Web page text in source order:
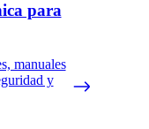
para
manuales
y